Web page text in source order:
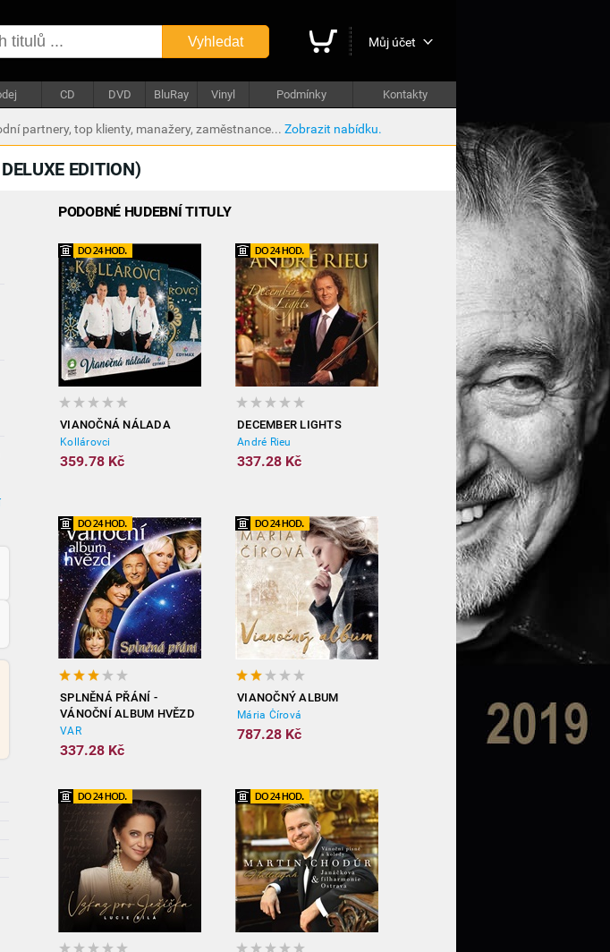
Vyhledat Můj účet
CD DVD BluRay Vinyl Podmínky Kontakty
partnery, top klienty, manažery, zaměstnance... Zobrazit nabídku.
EDITION)
PODOBNÉ HUDEBNÍ TITULY
VIANOČNÁ NÁLADA
Kollárovci
359.78 Kč
DECEMBER LIGHTS
André Rieu
337.28 Kč
SPLNĚNÁ PŘÁNÍ -
VÁNOČNÍ ALBUM HVĚZD
VAR
337.28 Kč
VIANOČNÝ ALBUM
Mária Čírová
787.28 Kč